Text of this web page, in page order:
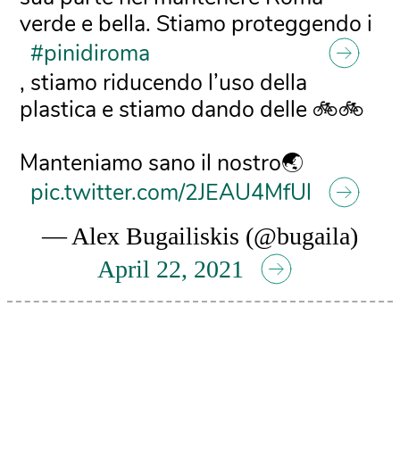
verde e bella. Stiamo proteggendo i
#pinidiroma
, stiamo riducendo l’uso della
plastica e stiamo dando delle 🚲🚲
Manteniamo sano il nostro🌏
pic.twitter.com/2JEAU4MfUl
— Alex Bugailiskis (@bugaila)
April 22, 2021